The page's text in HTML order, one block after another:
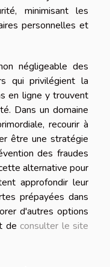
minimisant les
personnelles et
négligeable des
qui privilégient la
en ligne y trouvent
Dans un domaine
recourir à
être une stratégie
des fraudes
alternative pour
approfondir leur
prépayées dans
d'autres options
de consulter le site